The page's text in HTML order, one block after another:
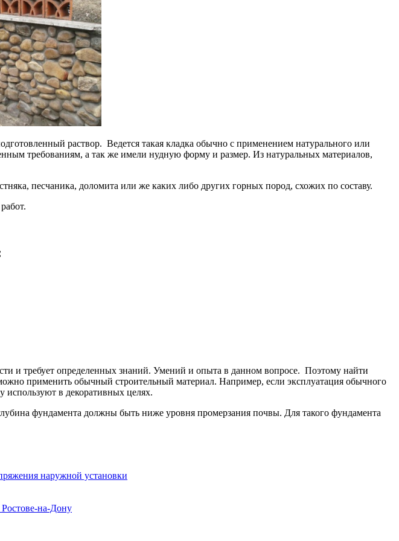
раствор. Ведется такая кладка обычно с применением натурального или
требованиям, а так же имели нудную форму и размер. Из натуральных материалов,
песчаника, доломита или же каких либо других горных пород, схожих по составу.
и требует определенных знаний. Умений и опыта в данном вопросе. Поэтому найти
применить обычный строительный материал. Например, если эксплуатация обычного
в декоративных целях.
фундамента должны быть ниже уровня промерзания почвы. Для такого фундамента
наружной установки
на-Дону